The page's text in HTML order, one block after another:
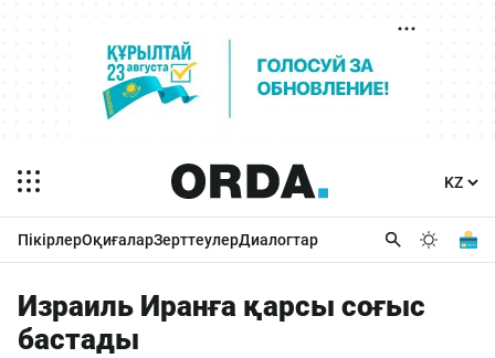
ПікірлерОқиғаларЗерттеулерДиалогтар
Израиль Иранға қарсы соғыс
бастады